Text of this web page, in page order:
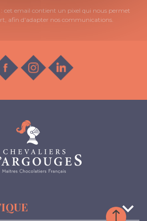
cet email contient un pixel qui nous permet
afin d'adapter nos communications.
keyboard_arrow_down